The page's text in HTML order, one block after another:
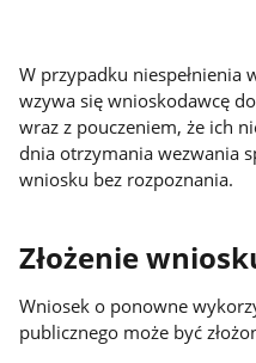
W przypadku
wzywa się wnioskodawcę
wraz z pouczeniem, że ich
dnia otrzymania wezwania
wniosku bez rozpoznania.
Złożenie
Wniosek o ponowne
publicznego może być